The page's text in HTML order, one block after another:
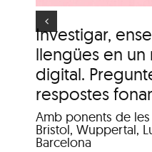
Investigar,
llengües en
digital.
respostes
Amb ponents de
Bristol, Wuppertal,
Barcelona